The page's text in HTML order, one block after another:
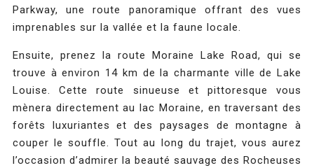
Parkway, une route panoramique offrant des vues
imprenables sur la vallée et la faune locale.
Ensuite, prenez la route Moraine Lake Road, qui se
trouve à environ 14 km de la charmante ville de Lake
Louise. Cette route sinueuse et pittoresque vous
mènera directement au lac Moraine, en traversant des
forêts luxuriantes et des paysages de montagne à
couper le souffle. Tout au long du trajet, vous aurez
l’occasion d’admirer la beauté sauvage des Rocheuses